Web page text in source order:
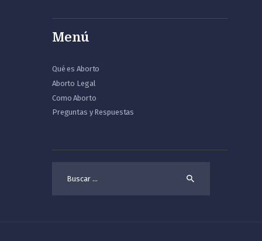
Menú
Qué es Aborto
Aborto Legal
Como Aborto
Preguntas y Respuestas